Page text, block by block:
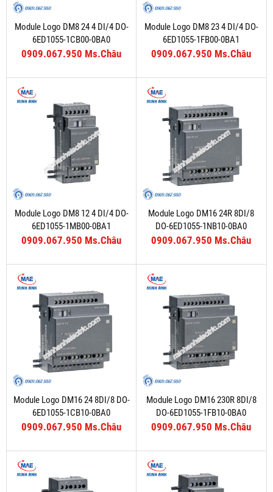
Module Logo DM8 24 4 DI/4 DO-
6ED1055-1CB00-0BA0
0909.067.950 Ms.Châu
Module Logo DM8 23 4 DI/4 DO-
6ED1055-1FB00-0BA1
0909.067.950 Ms.Châu
Module Logo DM8 12 4 DI/4 DO-
6ED1055-1MB00-0BA1
0909.067.950 Ms.Châu
Module Logo DM16 24R 8DI/8
DO-6ED1055-1NB10-0BA0
0909.067.950 Ms.Châu
Module Logo DM16 24 8DI/8 DO-
6ED1055-1CB10-0BA0
0909.067.950 Ms.Châu
Module Logo DM16 230R 8DI/8
DO-6ED1055-1FB10-0BA0
0909.067.950 Ms.Châu